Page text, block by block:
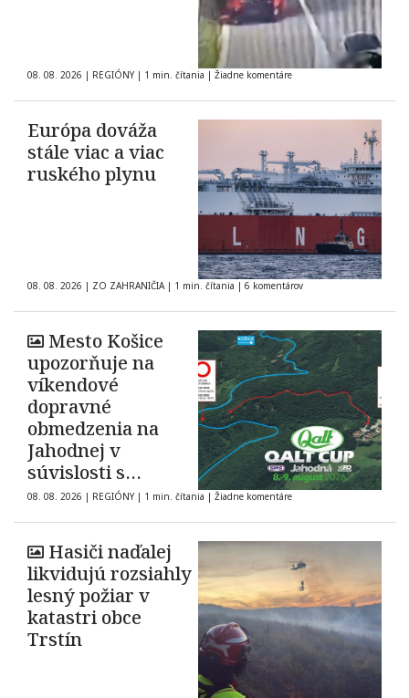
08. 08. 2026 | REGIÓNY | 1 min. čítania | Žiadne komentáre
Európa dováža
stále viac a viac
ruského plynu
08. 08. 2026 | ZO ZAHRANIČIA | 1 min. čítania | 6 komentárov
Mesto Košice
upozorňuje na
víkendové
dopravné
obmedzenia na
Jahodnej v
súvislosti s
automobilovými
pretekmi
08. 08. 2026 | REGIÓNY | 1 min. čítania | Žiadne komentáre
Hasiči naďalej
likvidujú rozsiahly
lesný požiar v
katastri obce
Trstín